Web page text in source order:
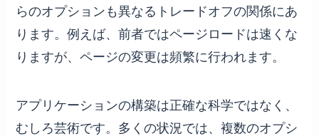
らのオプションも異なるトレードオフの関係にあ
ります。例えば、前者ではページロードは速くな
りますが、ページの変更は頻繁に行われます。
アプリケーションの構築は正確な科学ではなく、
むしろ芸術です。多くの状況では、複数のオプシ